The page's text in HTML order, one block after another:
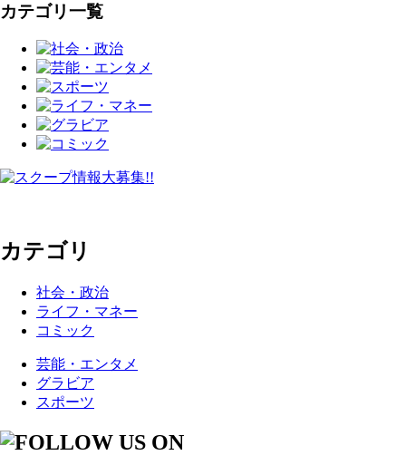
カテゴリ一覧
カテゴリ
社会・政治
ライフ・マネー
コミック
芸能・エンタメ
グラビア
スポーツ